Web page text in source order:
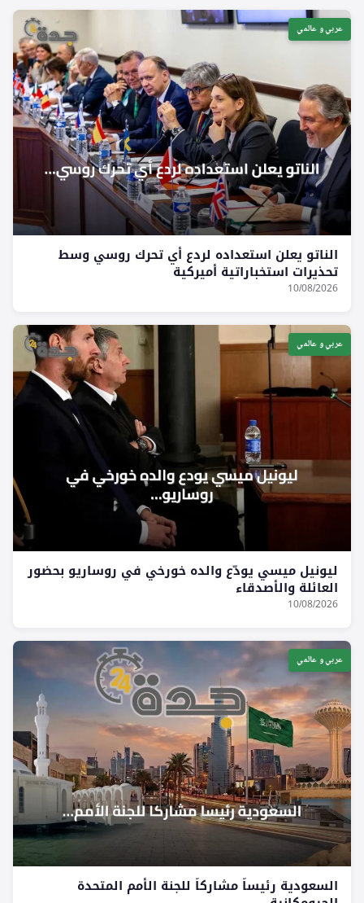
عربي و عالمي
الناتو يعلن استعداده لردع أي تحرك روسي وسط
تحذيرات استخباراتية أميركية
10/08/2026
عربي و عالمي
ليونيل ميسي يودّع والده خورخي في روساريو بحضور
العائلة والأصدقاء
10/08/2026
عربي و عالمي
السعودية رئيساً مشاركاً للجنة الأمم المتحدة